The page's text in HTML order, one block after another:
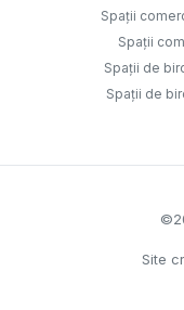
Spații
Spații
Spații de
Spații de
©
Site